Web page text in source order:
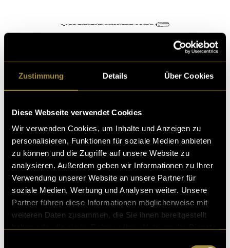
Zustimmung Details Über Cookies
Diese Webseite verwendet Cookies
Wir verwenden Cookies, um Inhalte und Anzeigen zu
personalisieren, Funktionen für soziale Medien anbieten
zu können und die Zugriffe auf unsere Website zu
analysieren. Außerdem geben wir Informationen zu Ihrer
Verwendung unserer Website an unsere Partner für
soziale Medien, Werbung und Analysen weiter. Unsere
Partner führen diese Informationen möglicherweise mit
weiteren Daten zusammen, die Sie ihnen bereitgestellt
Kritik